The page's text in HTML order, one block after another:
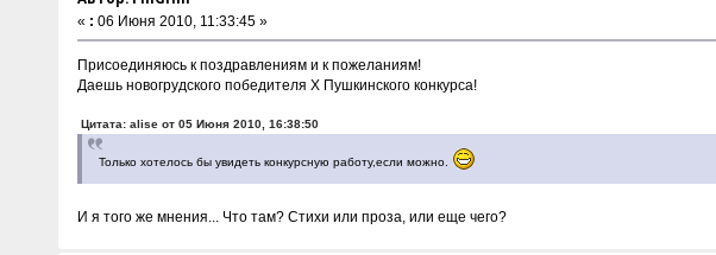
« : 06 Июня 2010, 11:33:45 »
Присоединяюсь к поздравлениям и к пожеланиям!
Даешь новогрудского победителя Х Пушкинского конкурса!
Цитата: alise от 05 Июня 2010, 16:38:50
Только хотелось бы увидеть конкурсную работу,если можно.
И я того же мнения... Что там? Стихи или проза, или еще чего?